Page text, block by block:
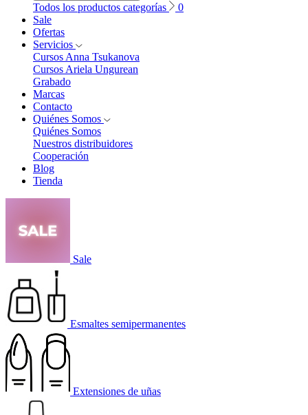
Todos los productos categorías
0
Sale
Ofertas
Servicios
Cursos Anna Tsukanova
Cursos Ariela Ungurean
Grabado
Marcas
Contacto
Quiénes Somos
Quiénes Somos
Nuestros distribuidores
Cooperación
Blog
Tienda
Sale
Esmaltes semipermanentes
Extensiones de uñas